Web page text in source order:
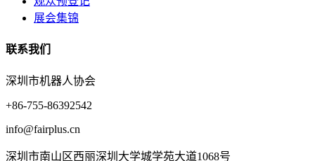
展会集锦
联系我们
深圳市机器人协会
+86-755-86392542
info@fairplus.cn
深圳市南山区西丽深圳大学城学苑大道1068号